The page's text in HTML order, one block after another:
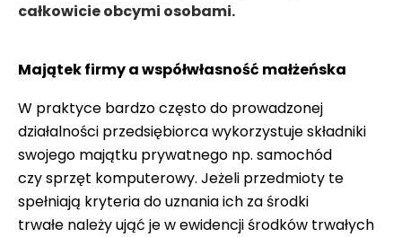
całkowicie obcymi osobami.
Majątek firmy a współwłasność małżeńska
W praktyce bardzo często do prowadzonej
działalności przedsiębiorca wykorzystuje składniki
swojego majątku prywatnego np. samochód
czy sprzęt komputerowy. Jeżeli przedmioty te
spełniają kryteria do uznania ich za środki
trwałe należy ująć je w ewidencji środków trwałych